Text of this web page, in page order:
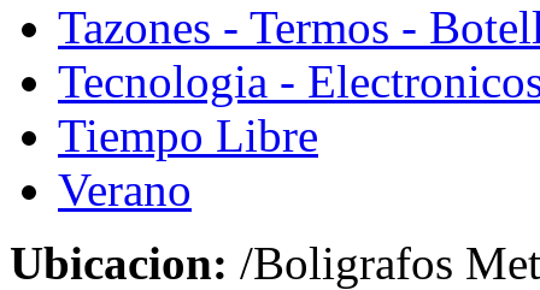
Tazones - Termos -
Tecnologia -
Tiempo Libre
Verano
Ubicacion: /Boligrafos